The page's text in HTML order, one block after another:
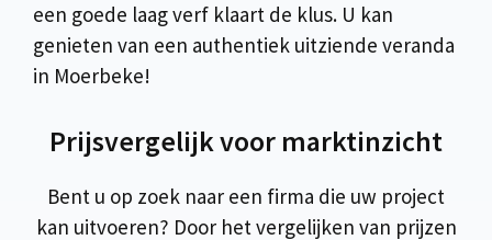
een goede laag verf klaart de klus. U kan
genieten van een authentiek uitziende veranda
in Moerbeke!
Prijsvergelijk voor marktinzicht
Bent u op zoek naar een firma die uw project
kan uitvoeren? Door het vergelijken van prijzen